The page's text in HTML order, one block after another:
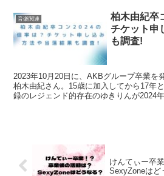
音楽関連
柏木由紀卒
チケット申
も調査!
2023年10月20日に、AKBグループ卒業を
柏木由紀さん。15歳に加入してから17年
録のレジェンド的存在のゆきりんが2024
けんてぃー卒
SexyZoneはど